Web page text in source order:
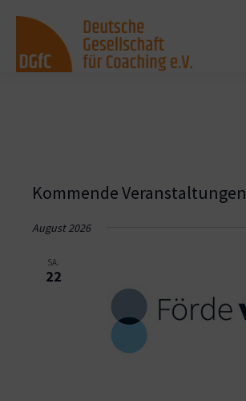
Kommende Veranstaltungen
August 2026
SA.
22